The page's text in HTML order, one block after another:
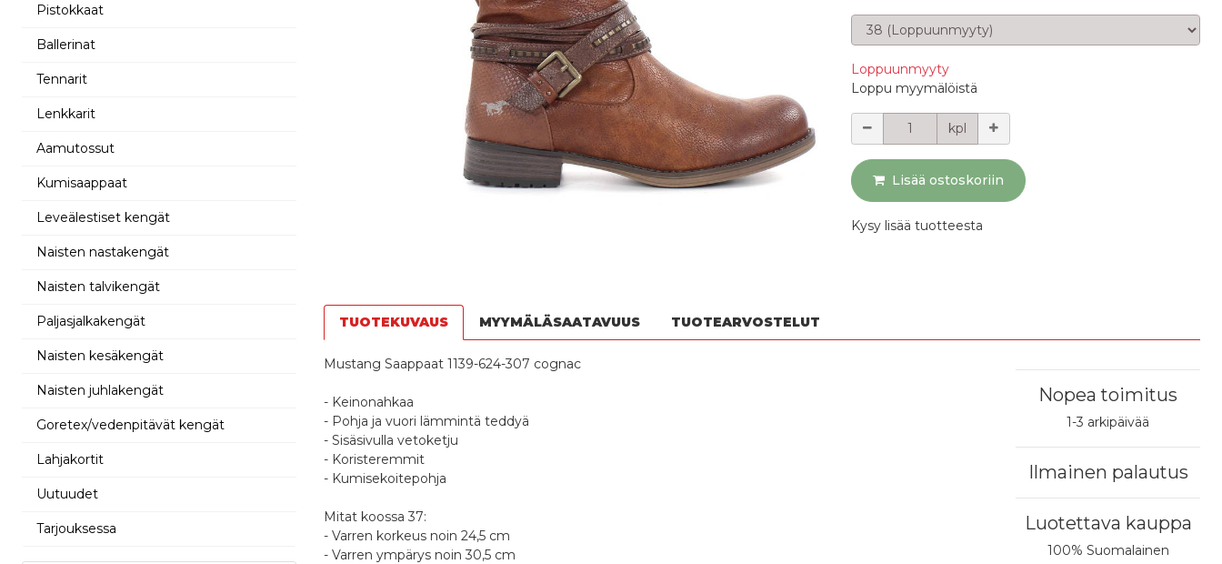
Pistokkaat
Ballerinat
Tennarit
Lenkkarit
Aamutossut
Kumisaappaat
Leveälestiset kengät
Naisten nastakengät
Naisten talvikengät
Paljasjalkakengät
Naisten kesäkengät
Naisten juhlakengät
Goretex/vedenpitävät kengät
Lahjakortit
Uutuudet
Tarjouksessa
Valitse koko
Loppuunmyyty
Loppu myymälöistä
Määrä
kpl
Lisää ostoskoriin
Kysy lisää tuotteesta
TUOTEKUVAUS MYYMÄLÄSAATAVUUS TUOTEARVOSTELUT
Mustang Saappaat 1139-624-307 cognac
- Keinonahkaa
- Pohja ja vuori lämmintä teddyä
- Sisäsivulla vetoketju
- Koristeremmit
- Kumisekoitepohja
Mitat koossa 37:
- Varren korkeus noin 24,5 cm
- Varren ympärys noin 30,5 cm
Nopea toimitus
1-3 arkipäivää
Ilmainen palautus
Luotettava kauppa
100% Suomalainen